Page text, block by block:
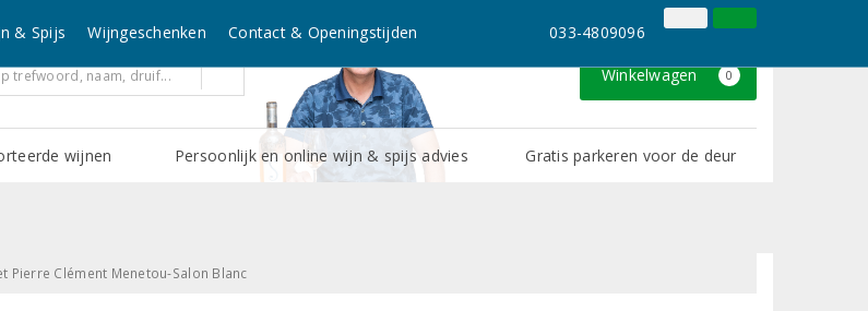
033-4809096 Inloggen Klantenservice
Winkelwagen 0
wijnen Persoonlijk en online wijn & spijs advies Gratis parkeren voor de deur
& Spijs Wijngeschenken Contact & Openingstijden 033-4809096
Pierre Clément Menetou-Salon Blanc